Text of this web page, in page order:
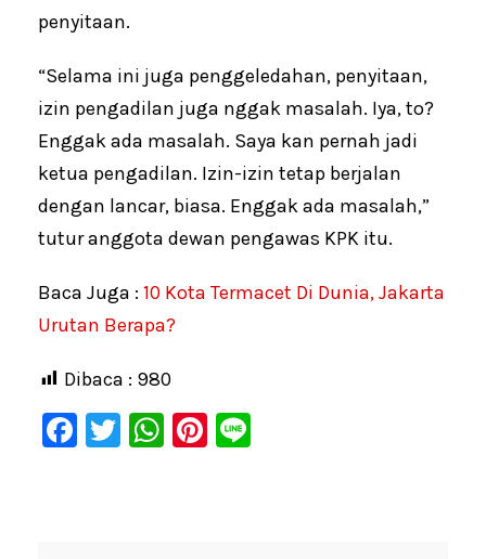
penyitaan.
“Selama ini juga penggeledahan, penyitaan,
izin pengadilan juga nggak masalah. Iya, to?
Enggak ada masalah. Saya kan pernah jadi
ketua pengadilan. Izin-izin tetap berjalan
dengan lancar, biasa. Enggak ada masalah,”
tutur anggota dewan pengawas KPK itu.
Baca Juga : 10 Kota Termacet Di Dunia, Jakarta
Urutan Berapa?
Dibaca : 980
F
T
W Pi